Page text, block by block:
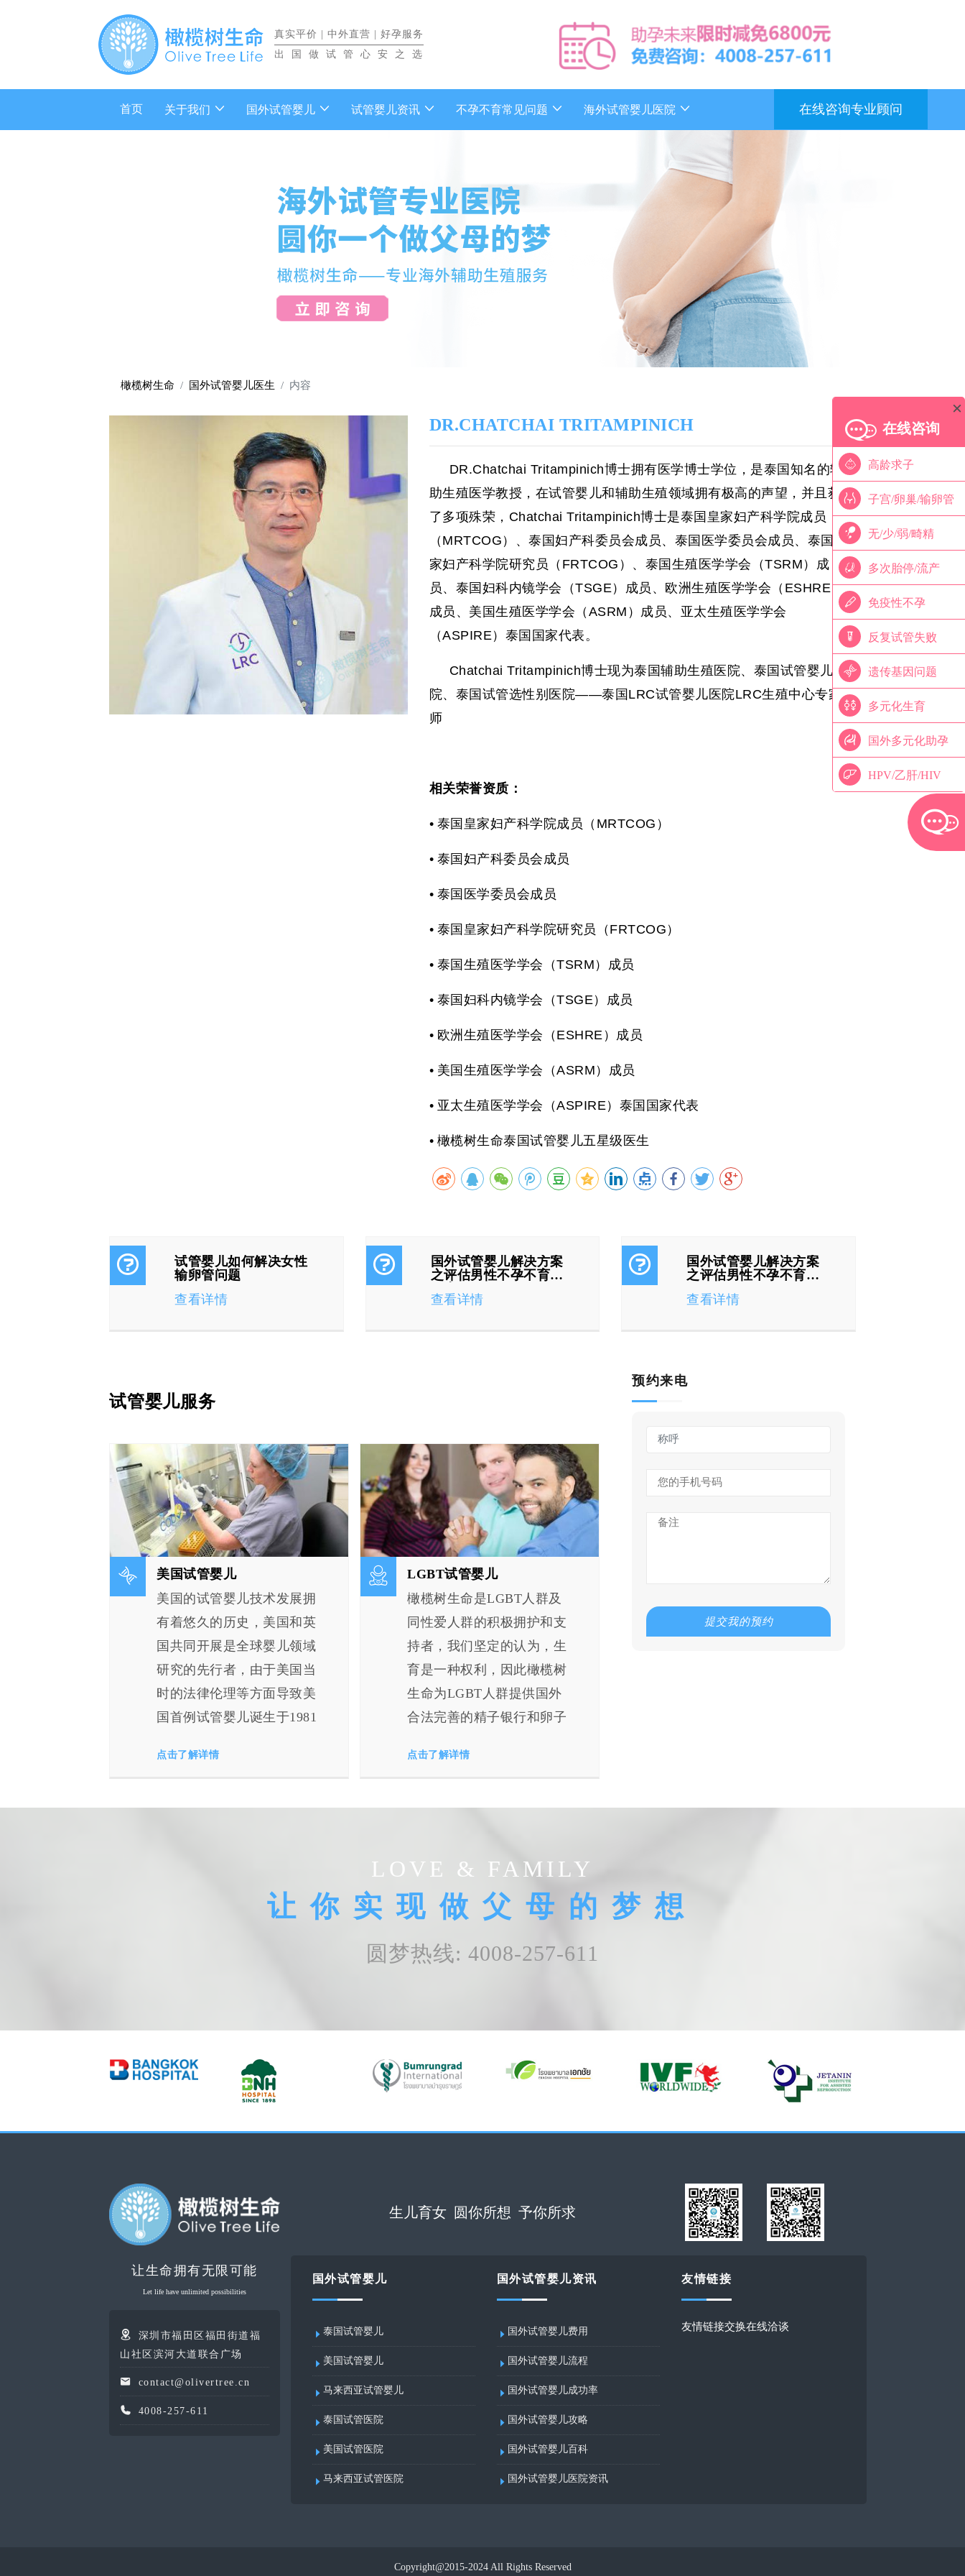
真实平价 中外直营
好孕服务
出国做试管心安之选
首页 关于我们 国外试管婴儿 试管婴儿资讯 不孕不育常见问题 海外试管婴儿医院 在线咨询专业顾问
橄榄树生命 国外试管婴儿医生 内容
DR.CHATCHAI TRITAMPINICH
DR.Chatchai Tritampinich博士拥有医学博士学位，是泰国知名的辅
助生殖医学教授，在试管婴儿和辅助生殖领域拥有极高的声望，并且获得
了多项殊荣， Chatchai Tritampinich博士是泰国皇家妇产科学院成员
（ MRTCOG ）、泰国妇产科委员会成员、泰国医学委员会成员、泰国皇
家妇产科学院研究员（ FRTCOG ）、泰国生殖医学学会（TSRM ）成
员、泰国妇科内镜学会（TSGE）成员、欧洲生殖医学学会（ ESHRE）
成员、美国生殖医学学会（ ASRM ）成员、亚太生殖医学学会
（ASPIRE）泰国国家代表。
Chatchai Tritampinich博士现为泰国辅助生殖医院、泰国试管婴儿医
院、泰国试管选性别医院——泰国 LRC试管婴儿医院LRC生殖中心专家医
师
相关荣誉资质：
• 泰国皇家妇产科学院成员（ MRTCOG ）
• 泰国妇产科委员会成员
• 泰国医学委员会成员
• 泰国皇家妇产科学院研究员（ FRTCOG ）
• 泰国生殖医学学会（TSRM ）成员
• 泰国妇科内镜学会（TSGE）成员
• 欧洲生殖医学学会（ ESHRE ）成员
• 美国生殖医学学会（ASRM ）成员
• 亚太生殖医学学会（ASPIRE）泰国国家代表
• 橄榄树生命泰国试管婴儿五星级医生
试管婴儿如何解决女性
输卵管问题
查看详情
国外试管婴儿解决方案
之评估男性不孕不育
查看详情
国外试管婴儿解决方案
之评估男性不孕不育
查看详情
试管婴儿服务
美国试管婴儿
美国的试管婴儿技术发展拥
有着悠久的历史，美国和英
国共同开展是全球婴儿领域
研究的先行者，由于美国当
时的法律伦理等方面导致美
国首例试管婴儿诞生于1981
印度、澳洲等国都晚很多
点击了解详情
LGBT试管婴儿
橄榄树生命是LGBT人群及
同性爱人群的积极拥护和支
持者，我们坚定的认为，生
育是一种权利，因此橄榄树
生命为LGBT人群提供国外
合法完善的精子银行和卵子
也能拥有自己的宝宝。
点击了解详情
国外多元化助孕
的观念和趋势，是对于无法
题，多元化助孕在多国是违
预约来电
提交我的预约
LOVE & FAMILY
让你实现做父母的梦想
圆梦热线: 4008-257-611
让生命拥有无限可能
Let life have unlimited possibilities
深圳市福田区福田街道福
山社区滨河大道联合广场
contact@olivertree.cn
4008-257-611
生儿育女 圆你所想 予你所求
国外试管婴儿
泰国试管婴儿
美国试管婴儿
马来西亚试管婴儿
泰国试管医院
美国试管医院
马来西亚试管医院
国外试管婴儿资讯
国外试管婴儿费用
国外试管婴儿流程
国外试管婴儿成功率
国外试管婴儿攻略
国外试管婴儿百科
国外试管婴儿医院资讯
友情链接
友情链接交换在线洽谈
Copyright@2015-2024 All Rights Reserved
在线咨询
高龄求子
子宫/卵巢/输卵管
无/少/弱/畸精
多次胎停/流产
免疫性不孕
反复试管失败
遗传基因问题
多元化生育
国外多元化助孕
HPV/乙肝/HIV